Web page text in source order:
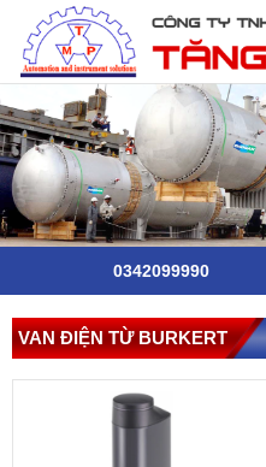
0342099990
VAN ĐIỆN TỪ BURKERT